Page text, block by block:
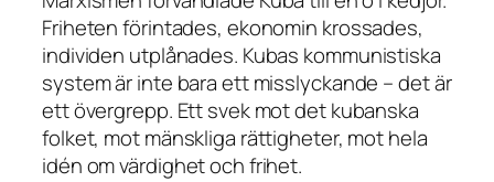
Friheten förintades, ekonomin krossades,
individen utplånades. Kubas kommunistiska
system är inte bara ett misslyckande – det är
ett övergrepp. Ett svek mot det kubanska
folket, mot mänskliga rättigheter, mot hela
idén om värdighet och frihet.